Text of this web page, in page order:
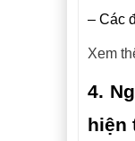
– Các
Xem
4.
hiện